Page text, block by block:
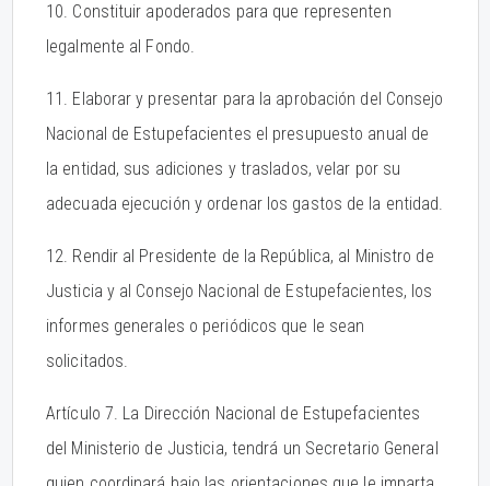
10. Constituir apoderados para que representen
legalmente al Fondo.
11. Elaborar y presentar para la aprobación del Consejo
Nacional de Estupefacientes el presupuesto anual de
la entidad, sus adiciones y traslados, velar por su
adecuada ejecución y ordenar los gastos de la entidad.
12. Rendir al Presidente de la República, al Ministro de
Justicia y al Consejo Nacional de Estupefacientes, los
informes generales o periódicos que le sean
solicitados.
Artículo 7. La Dirección Nacional de Estupefacientes
del Ministerio de Justicia, tendrá un Secretario General